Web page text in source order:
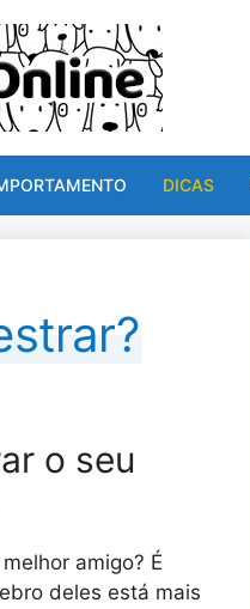
DICAS
o seu
amigo? É
deles está mais